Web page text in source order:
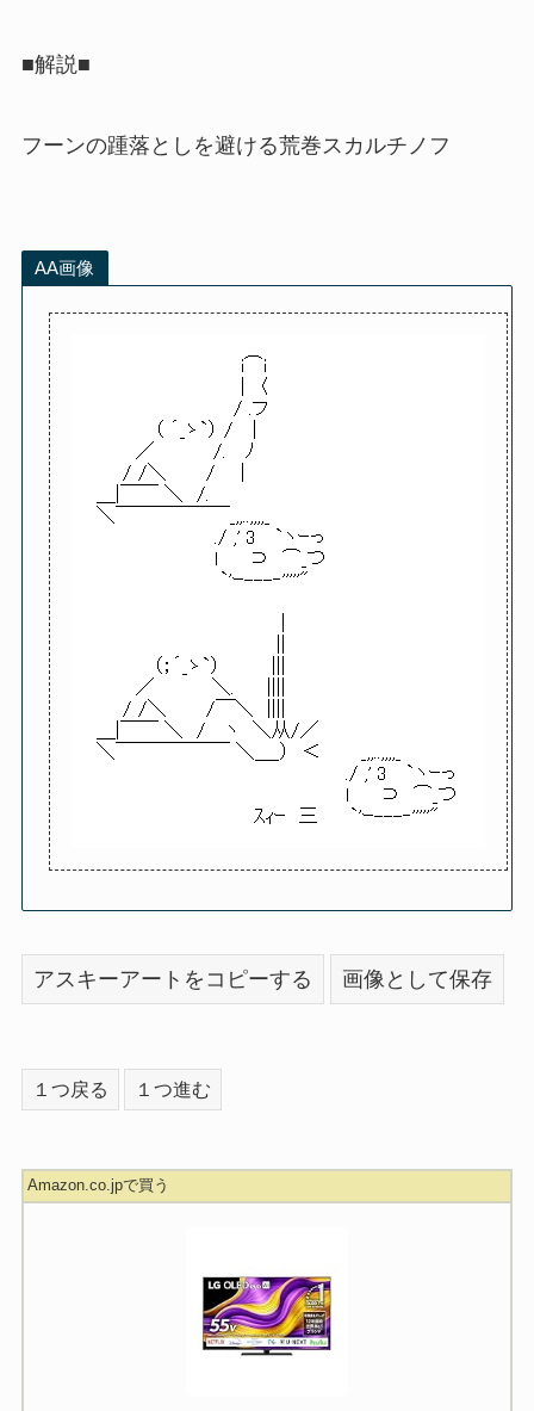
■解説■
フーンの踵落としを避ける荒巻スカルチノフ
AA画像
アスキーアートをコピーする 画像として保存
１つ戻る １つ進む
Amazon.co.jpで買う